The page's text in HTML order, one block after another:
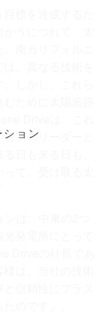
ョン
標を達成するた
うにつれて、太
南カリフォルニ
、異なる技術を
しかし、これら
ために太陽追跡
Driveは、これ
ンのリーダーと
日も来る日も、
て、受け取る太
は、中東の2つ
発電所にとって
Driveの社長であ
は、当社の技術
信頼性にプラス
のです」。